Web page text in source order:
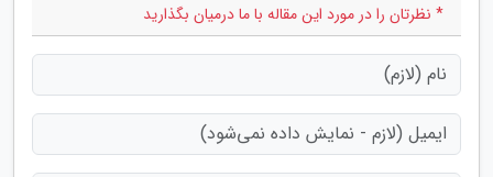
* نظرتان را در مورد این مقاله با ما درمیان بگذارید